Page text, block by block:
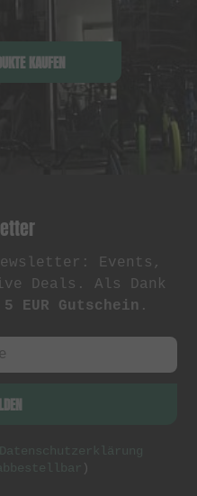
KAUFEN
Events,
Deals. Als Dank
5 EUR Gutschein .
Datenschutzerklärung
)